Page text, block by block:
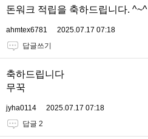
돈워크 적립을 축하드립니다. ^~^
ahmtex6781
2025.07.17 07:18
답글쓰기
축하드립니다
무꾹
jyha0114
2025.07.17 07:18
답글 2